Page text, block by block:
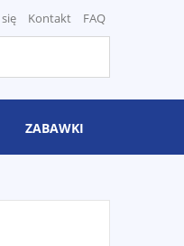
Kontakt FAQ
ZABAWKI